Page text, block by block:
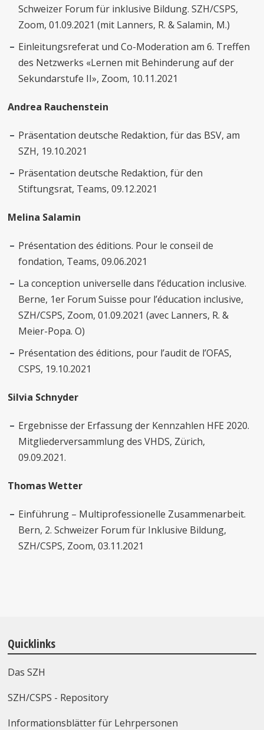
Schweizer Forum für inklusive Bildung. SZH/CSPS,
Zoom, 01.09.2021 (mit Lanners, R. & Salamin, M.)
Einleitungsreferat und Co-Moderation am 6. Treffen
des Netzwerks «Lernen mit Behinderung auf der
Sekundarstufe II», Zoom, 10.11.2021
Andrea Rauchenstein
Präsentation deutsche Redaktion, für das BSV, am
SZH, 19.10.2021
Präsentation deutsche Redaktion, für den
Stiftungsrat, Teams, 09.12.2021
Melina Salamin
Présentation des éditions. Pour le conseil de
fondation, Teams, 09.06.2021
La conception universelle dans l’éducation inclusive.
Berne, 1er Forum Suisse pour l’éducation inclusive,
SZH/CSPS, Zoom, 01.09.2021 (avec Lanners, R. &
Meier-Popa. O)
Présentation des éditions, pour l’audit de l’OFAS,
CSPS, 19.10.2021
Silvia Schnyder
Ergebnisse der Erfassung der Kennzahlen HFE 2020.
Mitgliederversammlung des VHDS, Zürich,
09.09.2021.
Thomas Wetter
Einführung – Multiprofessionelle Zusammenarbeit.
Bern, 2. Schweizer Forum für Inklusive Bildung,
SZH/CSPS, Zoom, 03.11.2021
Quicklinks
Das SZH
SZH/CSPS - Repository
Informationsblätter für Lehrpersonen